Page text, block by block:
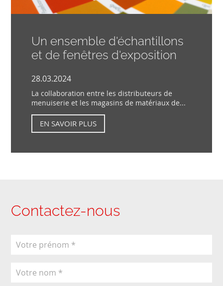
Un ensemble d'échantillons
et de fenêtres d'exposition
28.03.2024
La collaboration entre les distributeurs de
menuiserie et les magasins de matériaux de...
EN SAVOIR PLUS
Contactez-nous